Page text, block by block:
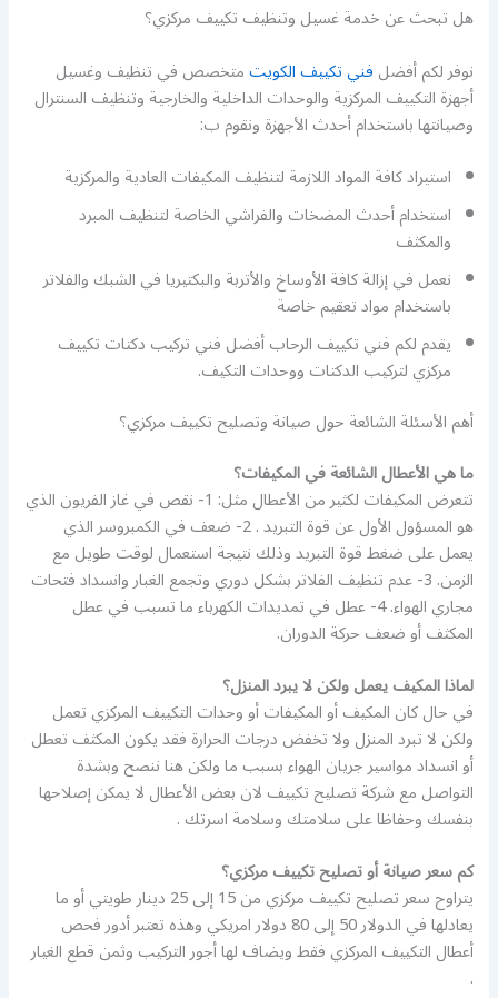
هل تبحث عن خدمة غسيل وتنظيف تكييف مركزي؟
نوفر لكم أفضلفني تكييف الكويتمتخصص في تنظيف وغسيل
أجهزة التكييف المركزية والوحدات الداخلية والخارجية وتنظيف السنترال
وصيانتها باستخدام أحدث الأجهزة ونقوم ب:
استيراد كافة المواد اللازمة لتنظيف المكيفات العادية والمركزية
استخدام أحدث المضخات والفراشي الخاصة لتنظيف المبرد
والمكثف
نعمل في إزالة كافة الأوساخ والأتربة والبكتيريا في الشبك والفلاتر
باستخدام مواد تعقيم خاصة
يقدم لكم فني تكييف الرحاب أفضل فني تركيب دكتات تكييف
مركزي لتركيب الدكتات ووحدات التكيف.
أهم الأسئلة الشائعة حول صيانة وتصليح تكييف مركزي؟
ما هي الأعطال الشائعة في المكيفات؟
تتعرض المكيفات لكثير من الأعطال مثل: 1- نقص في غاز الفريون الذي
هو المسؤول الأول عن قوة التبريد . 2- ضعف في الكمبروسر الذي
يعمل على ضغط قوة التبريد وذلك نتيجة استعمال لوقت طويل مع
الزمن. 3- عدم تنظيف الفلاتر بشكل دوري وتجمع الغبار وانسداد فتحات
مجاري الهواء. 4- عطل في تمديدات الكهرباء ما تسبب في عطل
المكثف أو ضعف حركة الدوران.
لماذا المكيف يعمل ولكن لا يبرد المنزل؟
في حال كان المكيف أو المكيفات أو وحدات التكييف المركزي تعمل
ولكن لا تبرد المنزل ولا تخفض درجات الحرارة فقد يكون المكثف تعطل
أو انسداد مواسير جريان الهواء بسبب ما ولكن هنا ننصح وبشدة
التواصل مع شركة تصليح تكييف لان بعض الأعطال لا يمكن إصلاحها
بنفسك وحفاظا على سلامتك وسلامة اسرتك .
كم سعر صيانة أو تصليح تكييف مركزي؟
يتراوح سعر تصليح تكييف مركزي من 15 إلى 25 دينار طويتي أو ما
يعادلها في الدولار 50 إلى 80 دولار امريكي وهذه تعتبر أدور فحص
أعطال التكييف المركزي فقط ويضاف لها أجور التركيب وثمن قطع الغيار
.